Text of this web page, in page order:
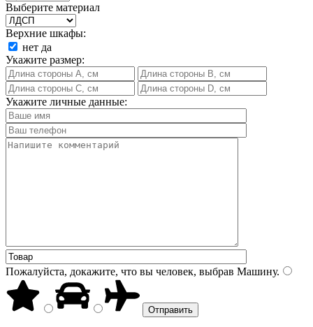
Выберите материал
Верхние шкафы:
нет да
Укажите размер:
Укажите личные данные:
Пожалуйста, докажите, что вы человек, выбрав Машину.